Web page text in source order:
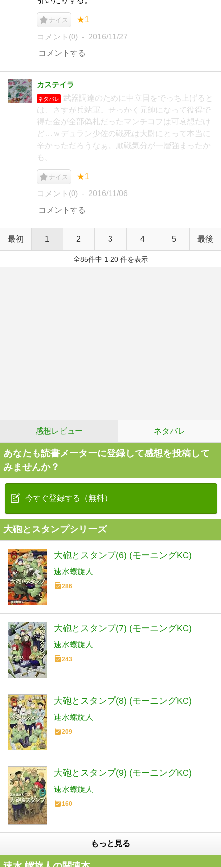
ナイス ★1
コメント(0) 2016/11/27
カステイラ
ネタバレ
武器調達のために中立国をでっち上げると
は、さすが兵站軍。せっかく元帥になって役得で
得た金が全部偽札だったマンチコフは可哀想だけ
ど…ｗデュラン少佐の戦死は大尉にとって本当に
辛かっただろうなぁ。厭戦気分が一層強まったか
も。
ナイス ★1
コメント(0) 2016/11/06
最初 1 2 3 4 5 最後
全85件中 1-20 件を表示
感想レビュー ネタバレ
あなたも読書メーターに登録して感想を投稿して
みませんか？
今すぐ登録する（無料）
大砲とスタンプシリーズ
大砲とスタンプ(6) (モーニングKC)
速水螺旋人
286
大砲とスタンプ(7) (モーニングKC)
速水螺旋人
243
大砲とスタンプ(8) (モーニングKC)
速水螺旋人
209
大砲とスタンプ(9) (モーニングKC)
速水螺旋人
160
もっと見る